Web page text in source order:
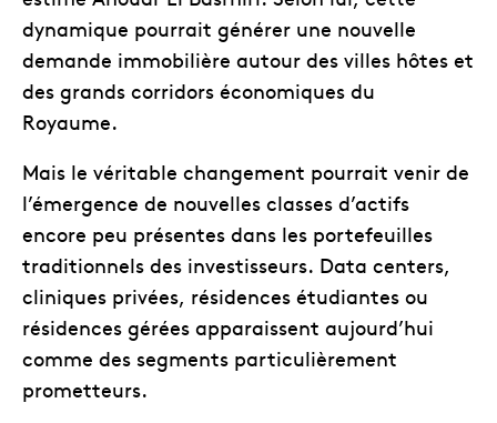
dynamique pourrait générer une nouvelle
demande immobilière autour des villes hôtes et
des grands corridors économiques du
Royaume.
Mais le véritable changement pourrait venir de
l’émergence de nouvelles classes d’actifs
encore peu présentes dans les portefeuilles
traditionnels des investisseurs. Data centers,
cliniques privées, résidences étudiantes ou
résidences gérées apparaissent aujourd’hui
comme des segments particulièrement
prometteurs.